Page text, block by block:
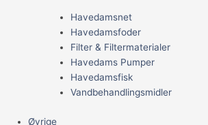
Havedamsnet
Havedamsfoder
Filter & Filtermaterialer
Havedams Pumper
Havedamsfisk
Vandbehandlingsmidler
Øvrige